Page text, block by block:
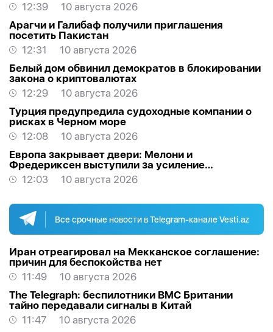
12:39
10 августа 2026
Арагчи и Галибаф получили приглашения
посетить Пакистан
12:31
10 августа 2026
Белый дом обвинил демократов в блокировании
закона о криптовалютах
12:29
10 августа 2026
Турция предупредила судоходные компании о
рисках в Черном море
12:08
10 августа 2026
Европа закрывает двери: Мелони и
Фредериксен выступили за усиление
депортаций
12:03 10 августа 2026
Все срочные новости в Telegram-канале Vesti.az
Иран отреагировал на Мекканское соглашение:
причин для беспокойства нет
11:49
10 августа 2026
The Telegraph: беспилотники ВМС Британии
тайно передавали сигналы в Китай
11:47
10 августа 2026